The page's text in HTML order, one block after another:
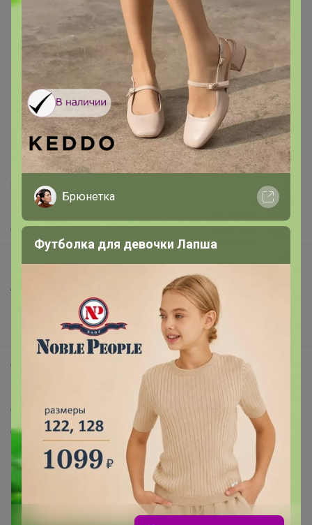
В наличии
Подарочные сертификаты
Реклама на сайте
Поставщикам
Вакансии
support@24-ok.ru
Написать в поддержку
Защита покупателя
Помощь
О нас
Все предложения
Анонсы
Поддержка альпак
Самое выгодное
Хиты продаж
Самое желанное
Самое быстрое
Начать зарабатывать с 24-ok
Picabox.ru - Лучшее место для ваших изображений
Розыгрыш - Генератор случайных чисел
Брюнетка
Футболка для девочки Лапша